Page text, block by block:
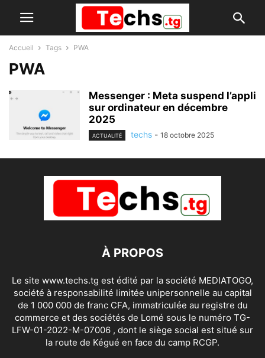
Accueil Tags PWA
PWA
Messenger : Meta suspend l’appli
sur ordinateur en décembre
2025
ACTUALITÉ techs - 18 octobre 2025
À PROPOS
Le site www.techs.tg est édité par la société MEDIATOGO,
société à responsabilité limitée unipersonnelle au capital
de 1 000 000 de franc CFA, immatriculée au registre du
commerce et des sociétés de Lomé sous le numéro TG-
LFW-01-2022-M-07006 , dont le siège social est situé sur
la route de Kégué en face du camp RCGP.